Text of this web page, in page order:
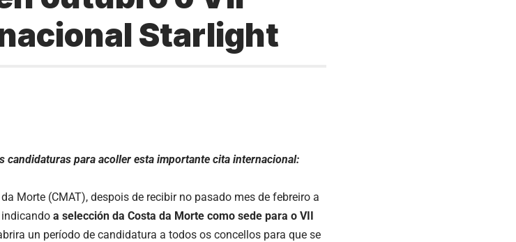
Starlight
candidaturas para acoller esta importante cita internacional:
Morte (CMAT), despois de recibir no pasado mes de febreiro a
a selección da Costa da Morte como sede para o VII
un período de candidatura a todos os concellos para que se